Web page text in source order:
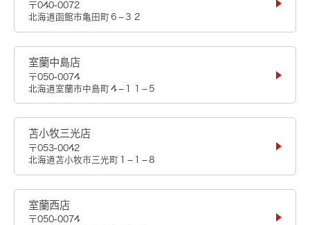
〒040-0072
北海道函館市亀田町６−３２
室蘭中島店
〒050-0074
北海道室蘭市中島町４−１１−５
苫小牧三光店
〒053-0042
北海道苫小牧市三光町１−１−８
室蘭西店
〒050-0074